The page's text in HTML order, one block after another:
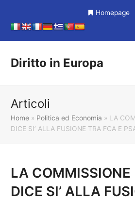
Homepage
Diritto in Europa
Articoli
Home » Politica ed Economia » LA
DICE SI’ ALLA FUSIONE TRA FCA E
LA COMMISSIONE
DICE SI’ ALLA